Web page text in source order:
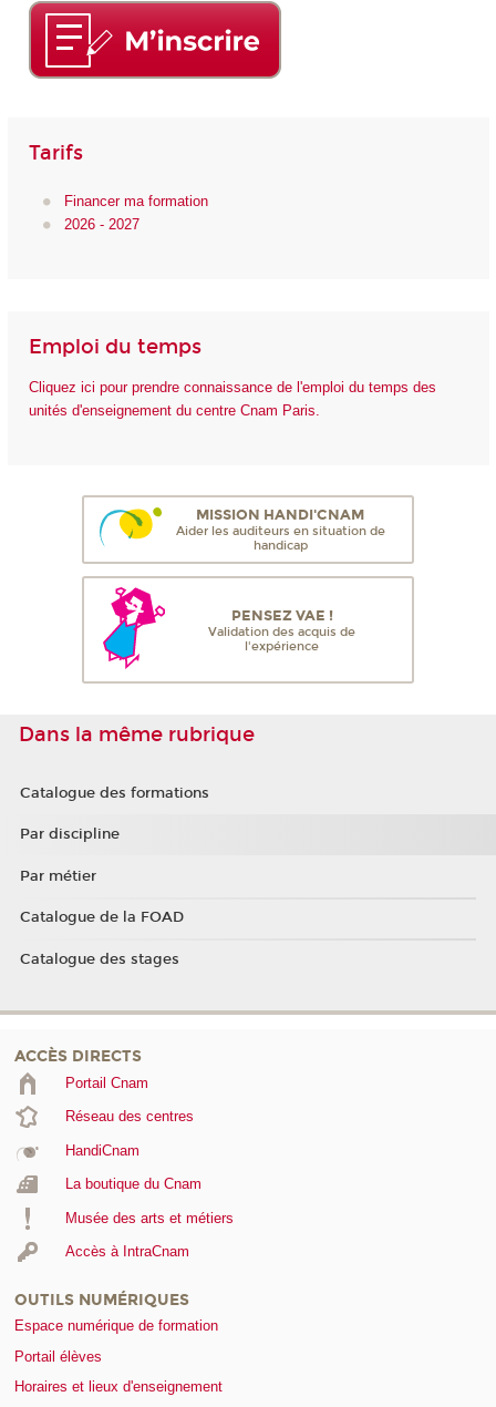
Tarifs
Financer ma formation
2026 - 2027
Emploi du temps
Cliquez ici pour prendre connaissance de l'emploi du temps des
unités d'enseignement du centre Cnam Paris.
MISSION HANDI'CNAM
Aider les auditeurs en situation de
handicap
PENSEZ VAE !
Validation des acquis de
l'expérience
Dans la même rubrique
Catalogue des formations
Par discipline
Par métier
Catalogue de la FOAD
Catalogue des stages
ACCÈS DIRECTS
Portail Cnam
Réseau des centres
HandiCnam
La boutique du Cnam
Musée des arts et métiers
Accès à IntraCnam
OUTILS NUMÉRIQUES
Espace numérique de formation
Portail élèves
Horaires et lieux d'enseignement